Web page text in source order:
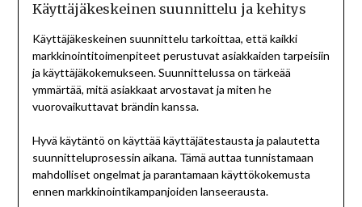
Käyttäjäkeskeinen suunnittelu ja kehitys
Käyttäjäkeskeinen suunnittelu tarkoittaa, että kaikki
markkinointitoimenpiteet perustuvat asiakkaiden tarpeisiin
ja käyttäjäkokemukseen. Suunnittelussa on tärkeää
ymmärtää, mitä asiakkaat arvostavat ja miten he
vuorovaikuttavat brändin kanssa.
Hyvä käytäntö on käyttää käyttäjätestausta ja palautetta
suunnitteluprosessin aikana. Tämä auttaa tunnistamaan
mahdolliset ongelmat ja parantamaan käyttökokemusta
ennen markkinointikampanjoiden lanseerausta.